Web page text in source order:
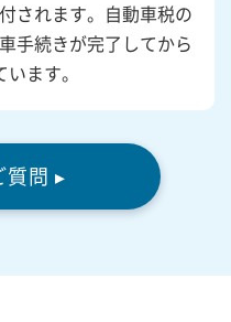
されます。自動車税の
手続きが完了してから
ます。
質問 ▸